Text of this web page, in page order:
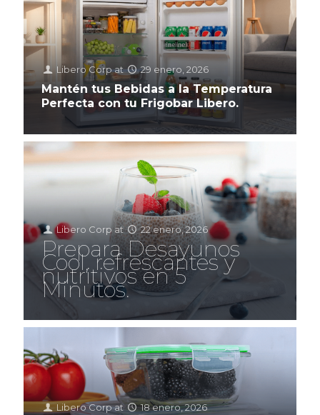
Libero Corpat 29 enero, 2026
Mantén tus Bebidas a la Temperatura
Perfecta con tu Frigobar Libero.
Libero Corp at 22 enero, 2026
Prepara Desayunos
Cool, refrescantes y
nutritivos en 5
Minutos.
Libero Corpat 18 enero, 2026